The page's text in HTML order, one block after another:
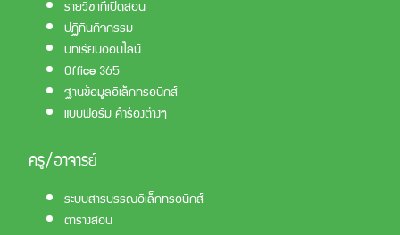
รายวิชาที่เปิดสอน
ปฏิทินกิจกรรม
บทเรียนออนไลน์
Office 365
ฐานข้อมูลอิเล็กทรอนิกส์
แบบฟอร์ม คำร้องต่างๆ
ครู/อาจารย์
ระบบสารบรรณอิเล็กทรอนิกส์
ตารางสอน